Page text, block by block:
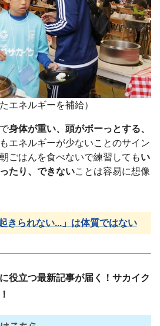
エネルギーを補給）
身体が重い、頭がボーっとする、
エネルギーが少ないことのサイン
ごはんを食べないで練習してもい
たり、できないことは容易に想像
起きられない...」は体質ではない
役立つ最新記事が届く！サカイク